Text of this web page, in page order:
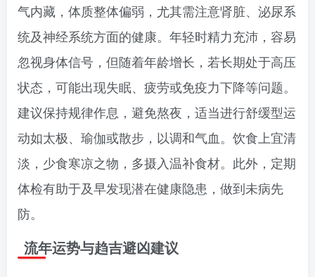
气内藏，体质整体偏弱，尤其需注意肾脏、泌尿系
统及神经系统方面的健康。年轻时精力充沛，容易
忽视身体信号，但随着年龄增长，若长期处于高压
状态，可能出现失眠、疲劳或免疫力下降等问题。
建议保持规律作息，避免熬夜，适当进行舒缓型运
动如太极、瑜伽或散步，以调和气血。饮食上宜清
淡，少食寒凉之物，多摄入温补食材。此外，定期
体检有助于及早发现潜在健康隐患，做到未病先
防。
流年运势与趋吉避凶建议